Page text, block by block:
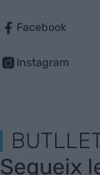
Facebook
Instagram
Segueix